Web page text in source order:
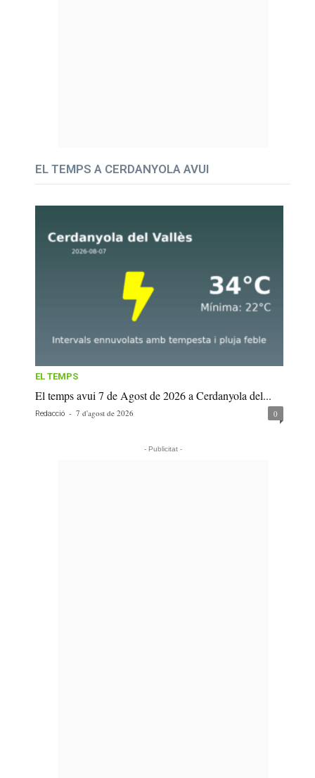
EL TEMPS A CERDANYOLA AVUI
EL TEMPS
El temps avui 7 de Agost de 2026 a Cerdanyola del...
Redacció - 7 d'agost de 2026 0
- Publicitat -